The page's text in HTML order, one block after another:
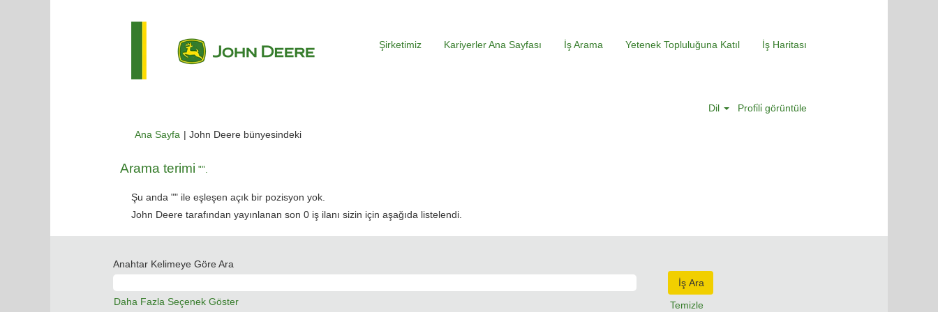
Şirketimiz Kariyerler Ana Sayfası İş Arama Yetenek Topluluğuna Katıl İş Haritası
Dil Profi̇li̇ görüntüle
Ana Sayfa | John Deere bünyesindeki(mevcut
Arama terimi "".
Şu anda "" ile eşleşen açık bir pozisyon yok.
John Deere tarafından yayınlanan son 0 iş ilanı sizin için aşağıda listelendi.
Anahtar Kelimeye Göre Ara
Daha Fazla Seçenek Göster Temizle